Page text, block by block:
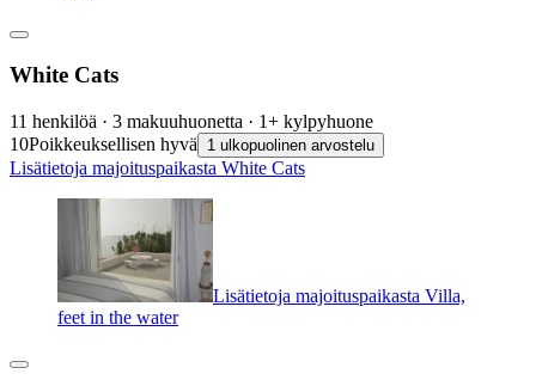
White Cats
11 henkilöä · 3 makuuhuonetta · 1+ kylpyhuone
10Poikkeuksellisen hyvä 1 ulkopuolinen arvostelu
Lisätietoja majoituspaikasta White Cats
Lisätietoja majoituspaikasta Villa,
feet in the water